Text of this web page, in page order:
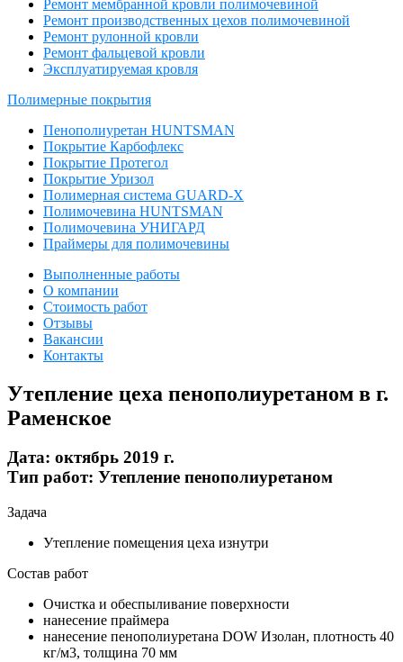
Ремонт мембранной кровли полимочевиной
Ремонт производственных цехов полимочевиной
Ремонт рулонной кровли
Ремонт фальцевой кровли
Эксплуатируемая кровля
Полимерные покрытия
Пенополиуретан HUNTSMAN
Покрытие Карбофлекс
Покрытие Протегол
Покрытие Уризол
Полимерная система GUARD-X
Полимочевина HUNTSMAN
Полимочевина УНИГАРД
Праймеры для полимочевины
Выполненные работы
О компании
Стоимость работ
Отзывы
Вакансии
Контакты
Утепление цеха пенополиуретаном в г.
Раменское
Дата: октябрь 2019 г.
Тип работ: Утепление пенополиуретаном
Задача
Утепление помещения цеха изнутри
Состав работ
Очистка и обеспыливание поверхности
нанесение праймера
нанесение пенополиуретана DOW Изолан, плотность 40
кг/м3, толщина 70 мм